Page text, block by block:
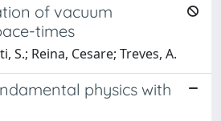
of vacuum
times
S.; Reina, Cesare; Treves, A.
physics with